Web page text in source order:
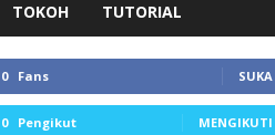
TOKOH TUTORIAL
0 Fans SUKA
0 Pengikut MENGIKUTI